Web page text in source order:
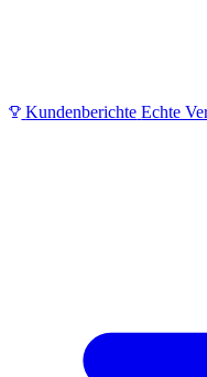
Kundenberichte Echte